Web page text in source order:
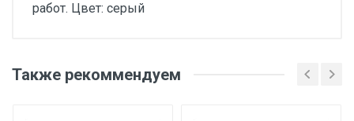
работ. Цвет: серый
Также рекоммендуем